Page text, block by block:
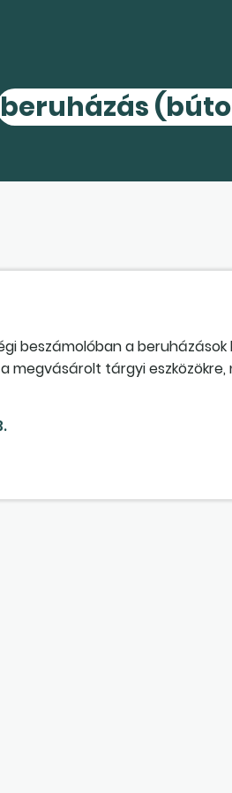
beruházás
beszámolóban a beruházások
megvásárolt tárgyi eszközökre,
az árbevétele. Mit lehet tenni